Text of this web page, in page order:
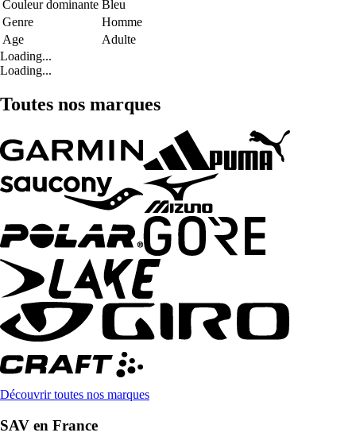
Couleur dominante Bleu
Genre
Homme
Age
Adulte
Loading...
Loading...
Toutes nos marques
Découvrir toutes nos marques
SAV en France